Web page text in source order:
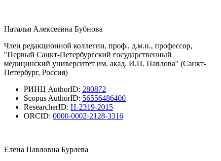
Наталья Алексеевна Бубнова
Член редакционной коллегии, проф., д.м.н., профессор,
"Первый Санкт-Петербургский государственный
медицинский университет им. акад. И.П. Павлова" (Санкт-
Петербург, Россия)
РИНЦ AuthorID: 280872
Scopus AuthorID: 56556486400
ResearcherID: H-2319-2015
ORCID: 0000-0002-2128-3316
Елена Павловна Бурлева